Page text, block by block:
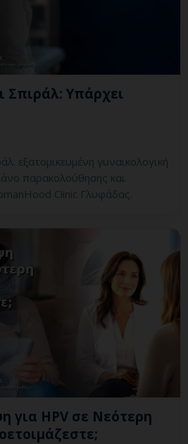
Σπιράλ: Υπάρχει
εξατομικευμένη γυναικολογική
παρακολούθησης και
Clinic Γλυφάδας.
για HPV σε Νεότερη